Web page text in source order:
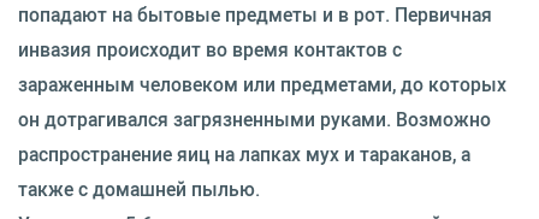
попадают на бытовые предметы и в рот. Первичная
инвазия происходит во время контактов с
зараженным человеком или предметами, до которых
он дотрагивался загрязненными руками. Возможно
распространение яиц на лапках мух и тараканов, а
также с домашней пылью.